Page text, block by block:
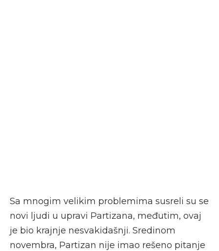
Sa mnogim velikim problemima susreli su se
novi ljudi u upravi Partizana, međutim, ovaj
je bio krajnje nesvakidašnji. Sredinom
novembra, Partizan nije imao rešeno pitanje